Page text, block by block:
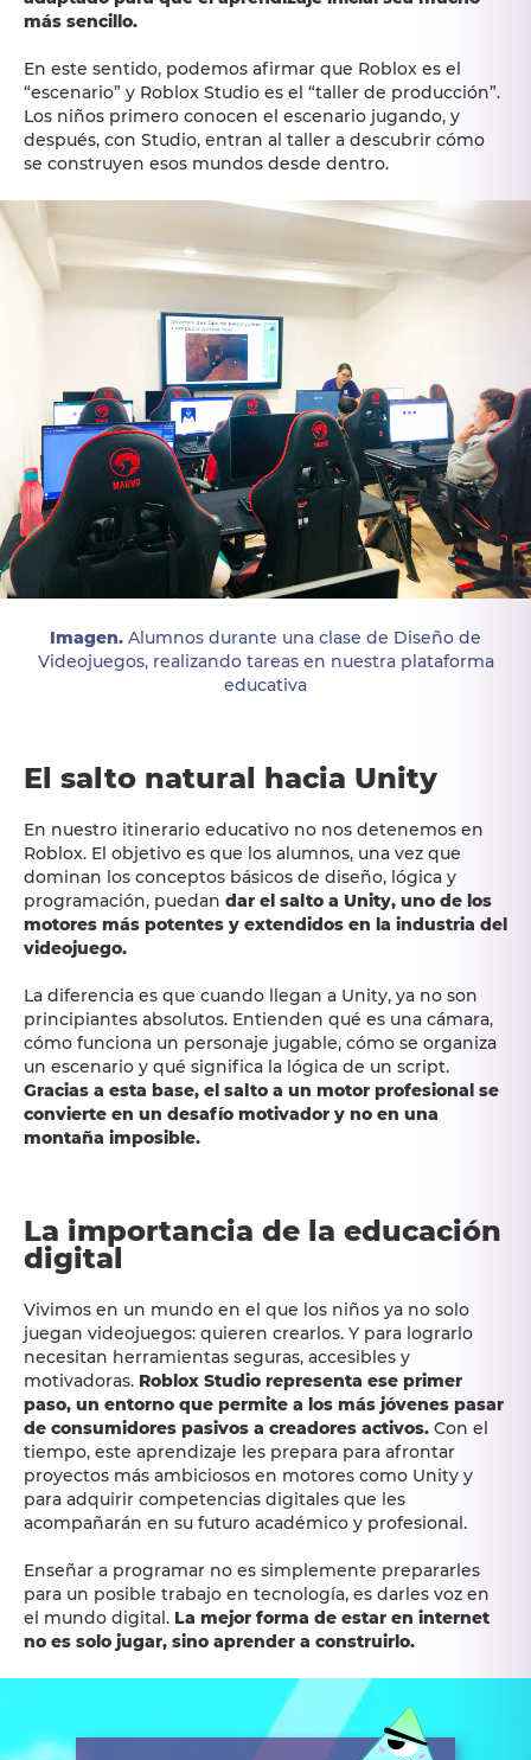
más sencillo.
En este sentido, podemos afirmar que Roblox es el
“escenario” y Roblox Studio es el “taller de producción”.
Los niños primero conocen el escenario jugando, y
después, con Studio, entran al taller a descubrir cómo
se construyen esos mundos desde dentro.
Imagen. Alumnos durante una clase de Diseño de
Videojuegos, realizando tareas en nuestra plataforma
educativa
El salto natural hacia Unity
En nuestro itinerario educativo no nos detenemos en
Roblox. El objetivo es que los alumnos, una vez que
dominan los conceptos básicos de diseño, lógica y
programación, puedan dar el salto a Unity, uno de los
motores más potentes y extendidos en la industria del
videojuego.
La diferencia es que cuando llegan a Unity, ya no son
principiantes absolutos. Entienden qué es una cámara,
cómo funciona un personaje jugable, cómo se organiza
un escenario y qué significa la lógica de un script.
Gracias a esta base, el salto a un motor profesional se
convierte en un desafío motivador y no en una
montaña imposible.
La importancia de la educación
digital
Vivimos en un mundo en el que los niños ya no solo
juegan videojuegos: quieren crearlos. Y para lograrlo
necesitan herramientas seguras, accesibles y
motivadoras. Roblox Studio representa ese primer
paso, un entorno que permite a los más jóvenes pasar
de consumidores pasivos a creadores activos. Con el
tiempo, este aprendizaje les prepara para afrontar
proyectos más ambiciosos en motores como Unity y
para adquirir competencias digitales que les
acompañarán en su futuro académico y profesional.
Enseñar a programar no es simplemente prepararles
para un posible trabajo en tecnología, es darles voz en
el mundo digital. La mejor forma de estar en internet
no es solo jugar, sino aprender a construirlo.